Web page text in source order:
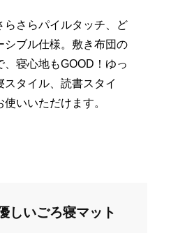
らさらパイルタッチ、ど
シブル仕様。敷き布団の
、寝心地もGOOD！ゆっ
タイル、読書スタイ
いいただけます。
しいごろ寝マット